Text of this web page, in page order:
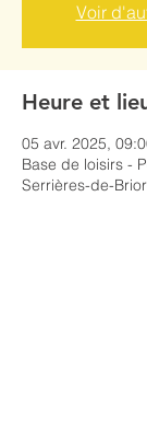
Voir
Heure et
05 avr. 2025,
Base de loisirs -
Serrières-de-